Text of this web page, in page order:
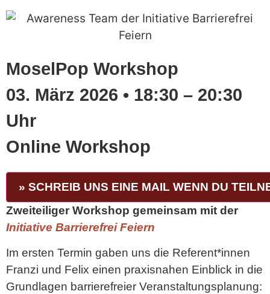
MoselPop Workshop
03. März 2026 • 18:30 – 20:30
Uhr
Online Workshop
» SCHREIB UNS EINE MAIL WENN DU
Zweiteiliger Workshop gemeinsam mit der
Initiative Barrierefrei Feiern
Im ersten Termin gaben uns die Referent*innen
Franzi und Felix einen praxisnahen Einblick in die
Grundlagen barrierefreier Veranstaltungsplanung: